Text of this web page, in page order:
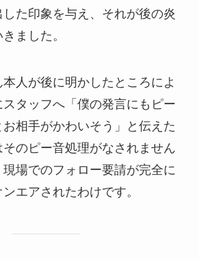
た印象を与え、それが後の炎
ました。
人が後に明かしたところによ
タッフへ「僕の発言にもピー
相手がかわいそう」と伝えた
のピー音処理がなされません
場でのフォロー要請が完全に
エアされたわけです。